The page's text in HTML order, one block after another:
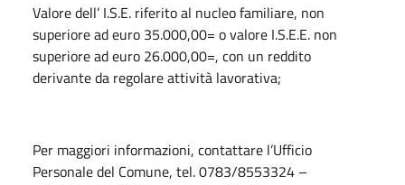
Valore dell’ I.S.E. riferito al nucleo familiare, non
superiore ad euro 35.000,00= o valore I.S.E.E. non
superiore ad euro 26.000,00=, con un reddito
derivante da regolare attività lavorativa;
Per maggiori informazioni, contattare l’Ufficio
Personale del Comune, tel. 0783/8553324 –